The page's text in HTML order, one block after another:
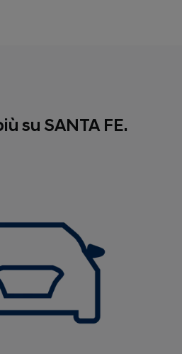
su SANTA FE.